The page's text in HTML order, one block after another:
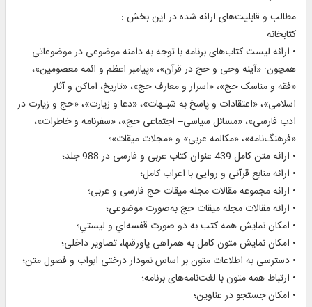
مطالب و قابليت‌های ارائه شده در اين بخش :
کتابخانه
• ارائه ليست کتاب‌های برنامه با توجه به دامنه موضوعی در موضوعاتی
همچون: «آینه وحی و حج در قرآن»، «پیامبر اعظم و ائمه معصومین»،
«فقه و مناسک حج»، «اسرار و معارف حج»، «تاریخ، اماکن و آثار
اسلامی»، «اعتقادات و پاسخ به شبـهات»، «دعا و زيارت»، «حج و زيارت در
ادب فارسی»، «مسائل سياسی– ‌اجتماعی حج»، «سفرنامه و خاطرات»،
«فرهنگ‌نامه»، «مکالمه عربی» و «مجلات ميقات»؛
• ارائه متن کامل 439 عنوان کتاب عربی و فارسی در 988 جلد؛
• ارائه منابع قرآنی و روایی با اعراب کامل؛
• ارائه مجموعه مقالات مجله ميقات حج فارسی و عربی؛
• ارائه مقالات مجله ميقات حج به‌صورت موضوعی؛
• امكان نمايش همه کتب به دو صورت قفسه‌اي و ليستي؛
• امكان نمايش متون كامل به همراهى پاورقى‏ها، تصاوير داخلی؛
• دسترسی به اطلاعات متون بر اساس نمودار درختی ابواب و فصول متن؛
• ارتباط همه متون با لغت‌نامه‌های برنامه؛
• امکان جستجو در عناوين؛